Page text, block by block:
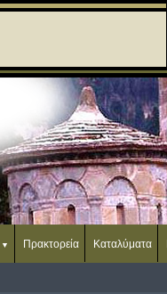
Πρακτορεία Καταλύματα